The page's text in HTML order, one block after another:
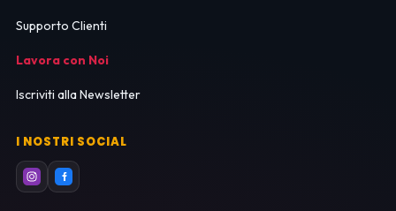
Supporto Clienti
Lavora con Noi
Iscriviti alla Newsletter
I NOSTRI SOCIAL